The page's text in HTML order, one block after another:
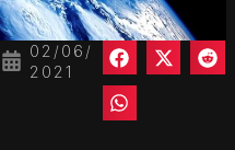
02/06/
2021